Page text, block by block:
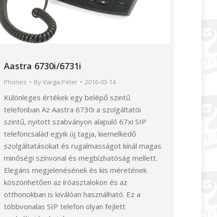
Aastra 6730i/6731i
Phones ByVarga Péter 2016-03-14
Különleges értékek egy belépő szintű
telefonban Az Aastra 6730i a szolgáltatói
szintű, nyitott szabványon alapuló 67xi SIP
telefoncsalád egyik új tagja, kiemelkedő
szolgáltatásokat és rugalmasságot kínál magas
minőségi színvonal és megbízhatóság mellett.
Elegáns megjelenésének és kis méretének
köszönhetően az íróasztalokon és az
otthonokban is kiválóan használható. Ez a
többvonalas SIP telefon olyan fejlett